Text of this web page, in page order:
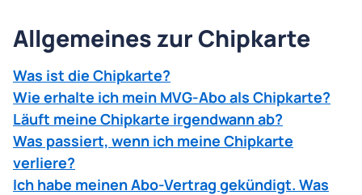
Allgemeines zur Chipkarte
Was ist die Chipkarte?
Wie erhalte ich mein MVG-Abo als Chipkarte?
Läuft meine Chipkarte irgendwann ab?
Was passiert, wenn ich meine Chipkarte
verliere?
Ich habe meinen Abo-Vertrag gekündigt. Was